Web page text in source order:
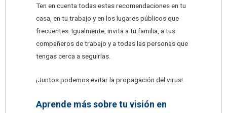
Ten en cuenta todas estas recomendaciones en tu
casa, en tu trabajo y en los lugares públicos que
frecuentes. Igualmente, invita a tu familia, a tus
compañeros de trabajo y a todas las personas que
tengas cerca a seguirlas.
¡Juntos podemos evitar la propagación del virus!
Aprende más sobre tu visión en